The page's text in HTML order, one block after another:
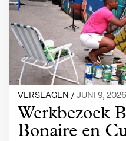
Werkbezoek
Bonaire en
VERSLAGEN /JUNI 9, 2026